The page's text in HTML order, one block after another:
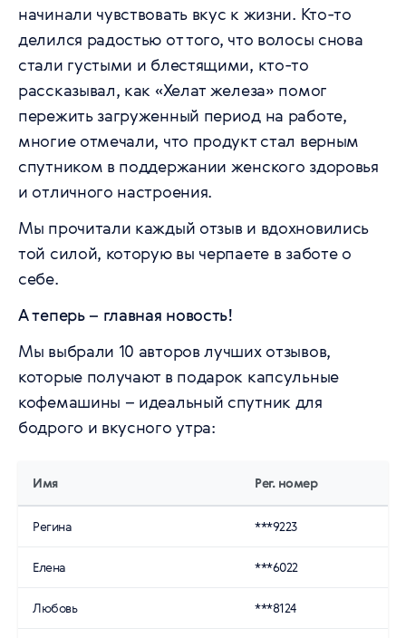
начинали чувствовать вкус к жизни. Кто-то
делился радостью от того, что волосы снова
стали густыми и блестящими, кто-то
рассказывал, как «Хелат железа» помог
пережить загруженный период на работе,
многие отмечали, что продукт стал верным
спутником в поддержании женского здоровья
и отличного настроения.
Мы прочитали каждый отзыв и вдохновились
той силой, которую вы черпаете в заботе о
себе.
А теперь – главная новость!
Мы выбрали 10 авторов лучших отзывов,
которые получают в подарок капсульные
кофемашины – идеальный спутник для
бодрого и вкусного утра:
Имя Рег. номер
Регина ***9223
Елена ***6022
Любовь ***8124